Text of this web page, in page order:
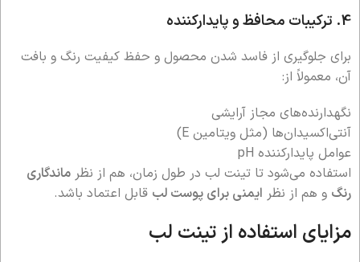
4. ترکیبات محافظ و پایدارکننده
برای جلوگیری از فاسد شدن محصول و حفظ کیفیت رنگ و بافت
آن، معمولاً از:
نگهدارنده‌های مجاز آرایشی
آنتی‌اکسیدان‌ها (مثل ویتامین E)
عوامل پایدارکننده pH
استفاده می‌شود تا تینت لب در طول زمان، هم از نظر ماندگاری
رنگ و هم از نظر ایمنی برای پوست لب قابل اعتماد باشد.
مزایای استفاده از تینت لب